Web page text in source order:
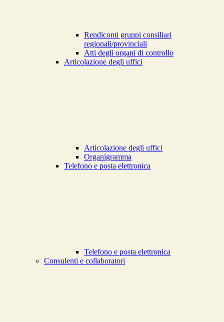
Rendiconti gruppi consiliari
regionali/provinciali
Atti degli organi di controllo
Articolazione degli uffici
Articolazione degli uffici
Organigramma
Telefono e posta elettronica
Telefono e posta elettronica
Consulenti e collaboratori